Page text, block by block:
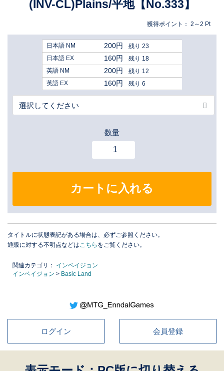
(INV-CL)Plains/平地【No.333】
獲得ポイント： 2～2 Pt
日本語 NM 200円
残り 23
日本語 EX
160円
残り 18
英語 NM
200円
残り 12
英語 EX
160円 残り 6
数量
カートに入れる
タイトルに状態表記がある場合は、必ずご参照ください。
通販に対する不明点などは こちら をご覧ください。
関連カテゴリ：
インベイジョン
インベイジョン > Basic Land
ログイン 会員登録